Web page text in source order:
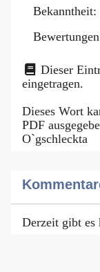
Bekanntheit:
Dieser
eingetragen.
Dieses Wort
PDF
O`gschleckta
Derzeit gibt es